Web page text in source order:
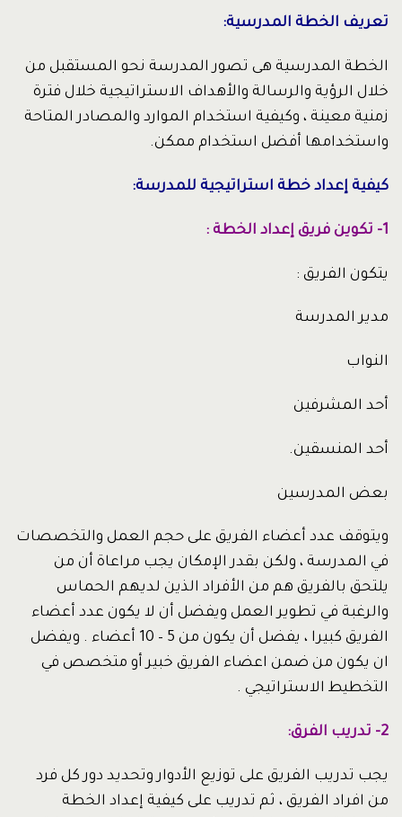
تعريف الخطة المدرسية:
الخطة المدرسية هى تصور المدرسة نحو المستقبل من
خلال الرؤية والرسالة والأهداف الاستراتيجية خلال فترة
زمنية معينة ، وكيفية استخدام الموارد والمصادر المتاحة
واستخدامها أفضل استخدام ممكن.
كيفية إعداد خطة استراتيجية للمدرسة:
1- تكوين فريق إعداد الخطة :
يتكون الفريق :
مدير المدرسة
النواب
أحد المشرفين
أحد المنسقين.
بعض المدرسين
ويتوقف عدد أعضاء الفريق على حجم العمل والتخصصات
في المدرسة ، ولكن بقدر الإمكان يجب مراعاة أن من
يلتحق بالفريق هم من الأفراد الذين لديهم الحماس
والرغبة في تطوير العمل ويفضل أن لا يكون عدد أعضاء
الفريق كبيرا ، يفضل أن يكون من 5 – 10 أعضاء . ويفضل
ان يكون من ضمن اعضاء الفريق خبير أو متخصص في
التخطيط الاستراتيجي .
2- تدريب الفرق:
يجب تدريب الفريق على توزيع الأدوار وتحديد دور كل فرد
من افراد الفريق ، ثم تدريب على كيفية إعداد الخطة